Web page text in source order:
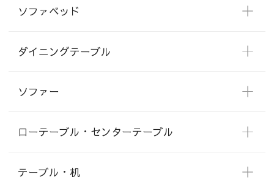
ソファベッド
ダイニングテーブル
ソファー
ローテーブル・センターテーブル
テーブル・机